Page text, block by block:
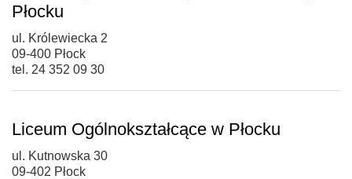
Płocku
ul. Królewiecka 2
09-400 Płock
tel. 24 352 09 30
Liceum Ogólnokształcące w Płocku
ul. Kutnowska 30
09-402 Płock